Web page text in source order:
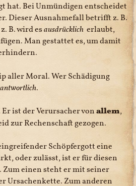
hat. Bei Unmündigen entscheidet
Dieser Ausnahmefall betrifft z. B.
B. wird esausdrücklich erlaubt,
Man gestattet es, um damit
aller Moral. Wer Schädigung
.
ist der Verursacher vonallem,
zur Rechenschaft gezogen.
Schöpfergott eine
oder zulässt, ist er für diesen
einen steht er mit seiner
Ursachenkette. Zum anderen